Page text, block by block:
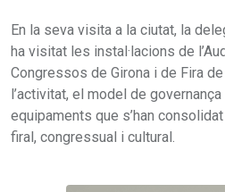
En la seva visita a la ciutat, la
ha visitat les instal·lacions de
Congressos de Girona i de Fira
l’activitat, el model de
equipaments que s’han
firal, congressual i cultural.